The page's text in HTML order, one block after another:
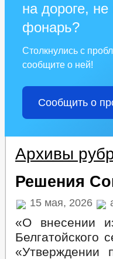
на дороге, не
фонарь?
Столкнулись с
сообщите о ней!
Сообщить о
Архивы
Решения
15 мая, 2026
«О внесении
Белгатойского
«Утверждении